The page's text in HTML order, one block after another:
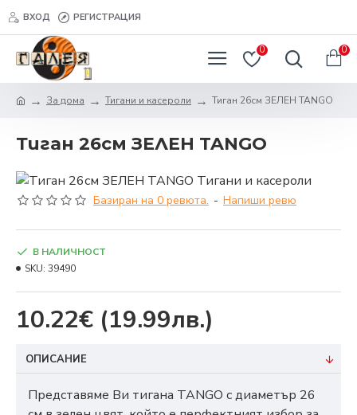
ВХОД РЕГИСТРАЦИЯ
0 0
За дома Тигани и касероли Тиган 26см ЗЕЛЕН TANGO
Тиган 26см ЗЕЛЕН TANGO
Базиран на 0 ревюта. - Напиши ревю
10.22€ (19.99лв.)
В НАЛИЧНОСТ
SKU: 39490
ОПИСАНИЕ
Представяме Ви тигана TANGO с диаметър 26